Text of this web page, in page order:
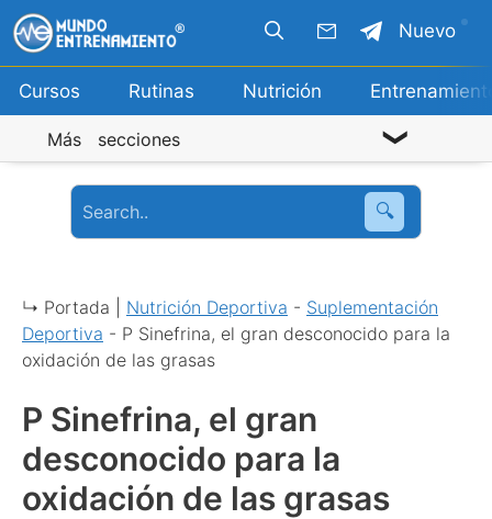
Saltar
al
contenido
Cursos Rutinas Nutrición
Nuevo
Más secciones
🔍
↳ Portada | Nutrición Deportiva - Suplementación
Deportiva - P Sinefrina, el gran desconocido para la
oxidación de las grasas
P Sinefrina, el gran
desconocido para la
oxidación de las grasas